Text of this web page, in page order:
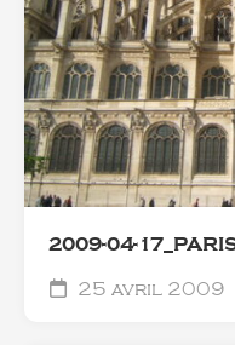
2009-04-
25 avril 2009